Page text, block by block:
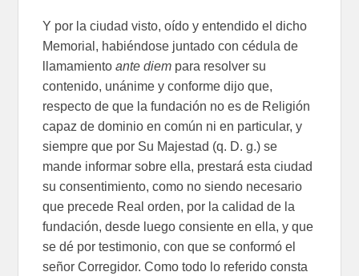
Y por la ciudad visto, oído y entendido el dicho
Memorial, habiéndose juntado con cédula de
llamamientoante diem para resolver su
contenido, unánime y conforme dijo que,
respecto de que la fundación no es de Religión
capaz de dominio en común ni en particular, y
siempre que por Su Majestad (q. D. g.) se
mande informar sobre ella, prestará esta ciudad
su consentimiento, como no siendo necesario
que precede Real orden, por la calidad de la
fundación, desde luego consiente en ella, y que
se dé por testimonio, con que se conformó el
señor Corregidor. Como todo lo referido consta